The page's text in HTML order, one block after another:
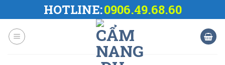
to
content
HOTLINE:0906.49.68.60